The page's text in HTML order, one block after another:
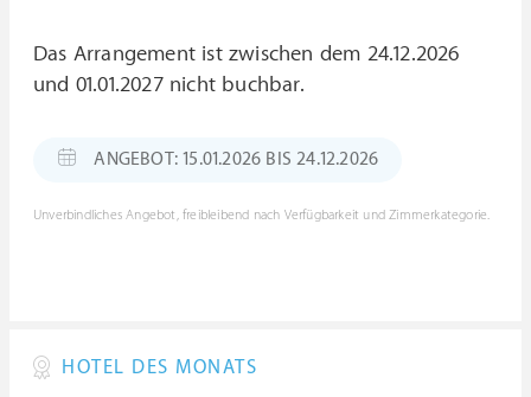
Das Arrangement ist zwischen dem 24.12.2026
und 01.01.2027 nicht buchbar.
ANGEBOT: 15.01.2026 BIS 24.12.2026
Unverbindliches Angebot, freibleibend nach Verfügbarkeit und Zimmerkategorie.
HOTEL DES MONATS